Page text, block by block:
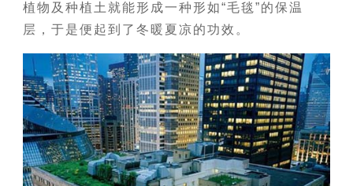
植物及种植土就能形成一种形如“毛毯”的保温
层，于是便起到了冬暖夏凉的功效。